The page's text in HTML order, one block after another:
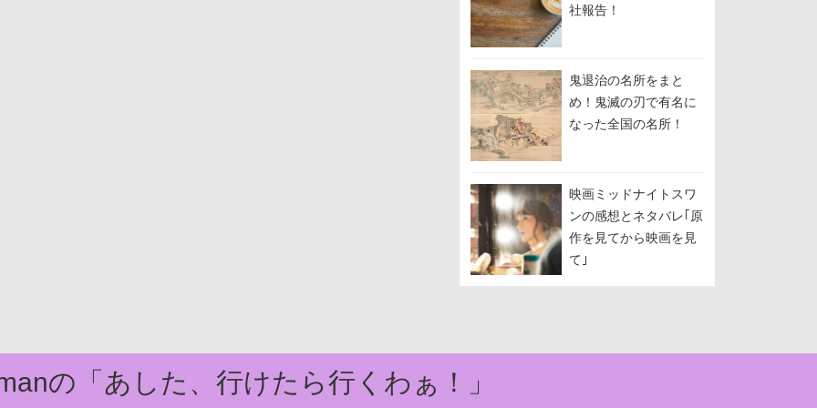
社報告！
鬼退治の名所をまと
め！鬼滅の刃で有名に
なった全国の名所！
映画ミッドナイトスワ
ンの感想とネタバレ｢原
作を見てから映画を見
て｣
の「あした、行けたら行くわぁ！」